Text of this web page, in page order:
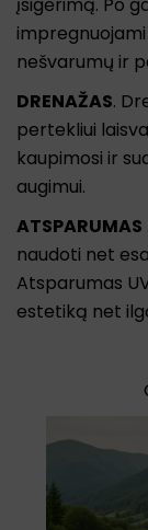
nešvarumų ir
DRENAŽAS.
pertekliui
kaupimosi ir
augimui.
ATSPARUMAS
naudoti net
Atsparumas
estetiką net